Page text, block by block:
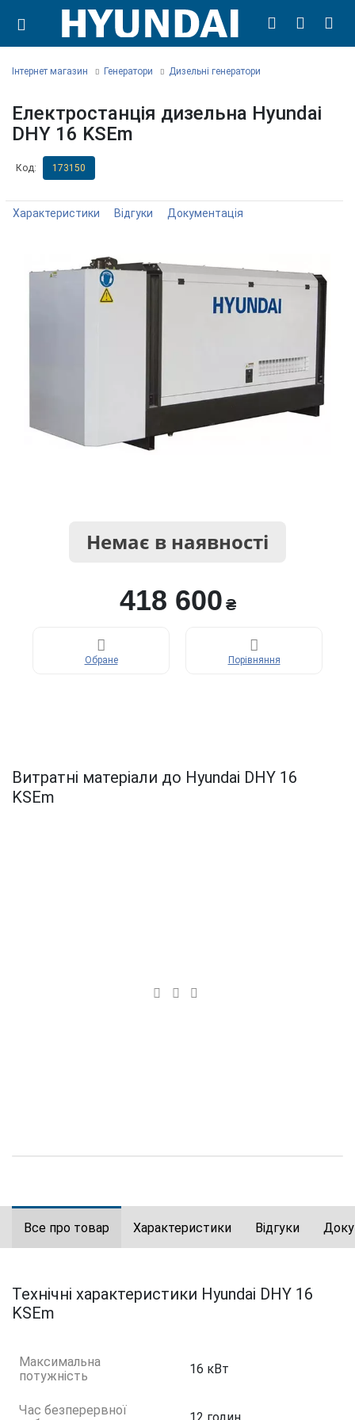
Інтернет магазин Генератори Дизельні генератори
Електростанція дизельна Hyundai
DHY 16 KSEm
Код: 173150
Характеристики Відгуки Документація
Немає в наявності
418 600₴
Обране Порівняння
Витратні матеріали до Hyundai DHY 16
KSEm
Все про товар Характеристики Відгуки
Технічні характеристики Hyundai DHY 16
KSEm
Максимальна
потужність
16 кВт
Час безперервної